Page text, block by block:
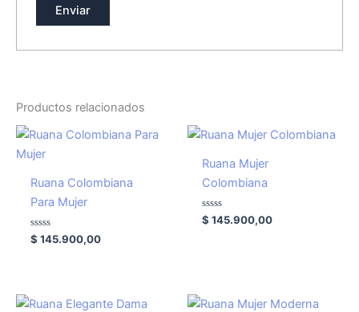
Productos relacionados
Ruana Colombiana
Para Mujer
Valorado
con
$ 145.900,00
Ruana Mujer
Colombiana
Valorado
con
$ 145.900,00